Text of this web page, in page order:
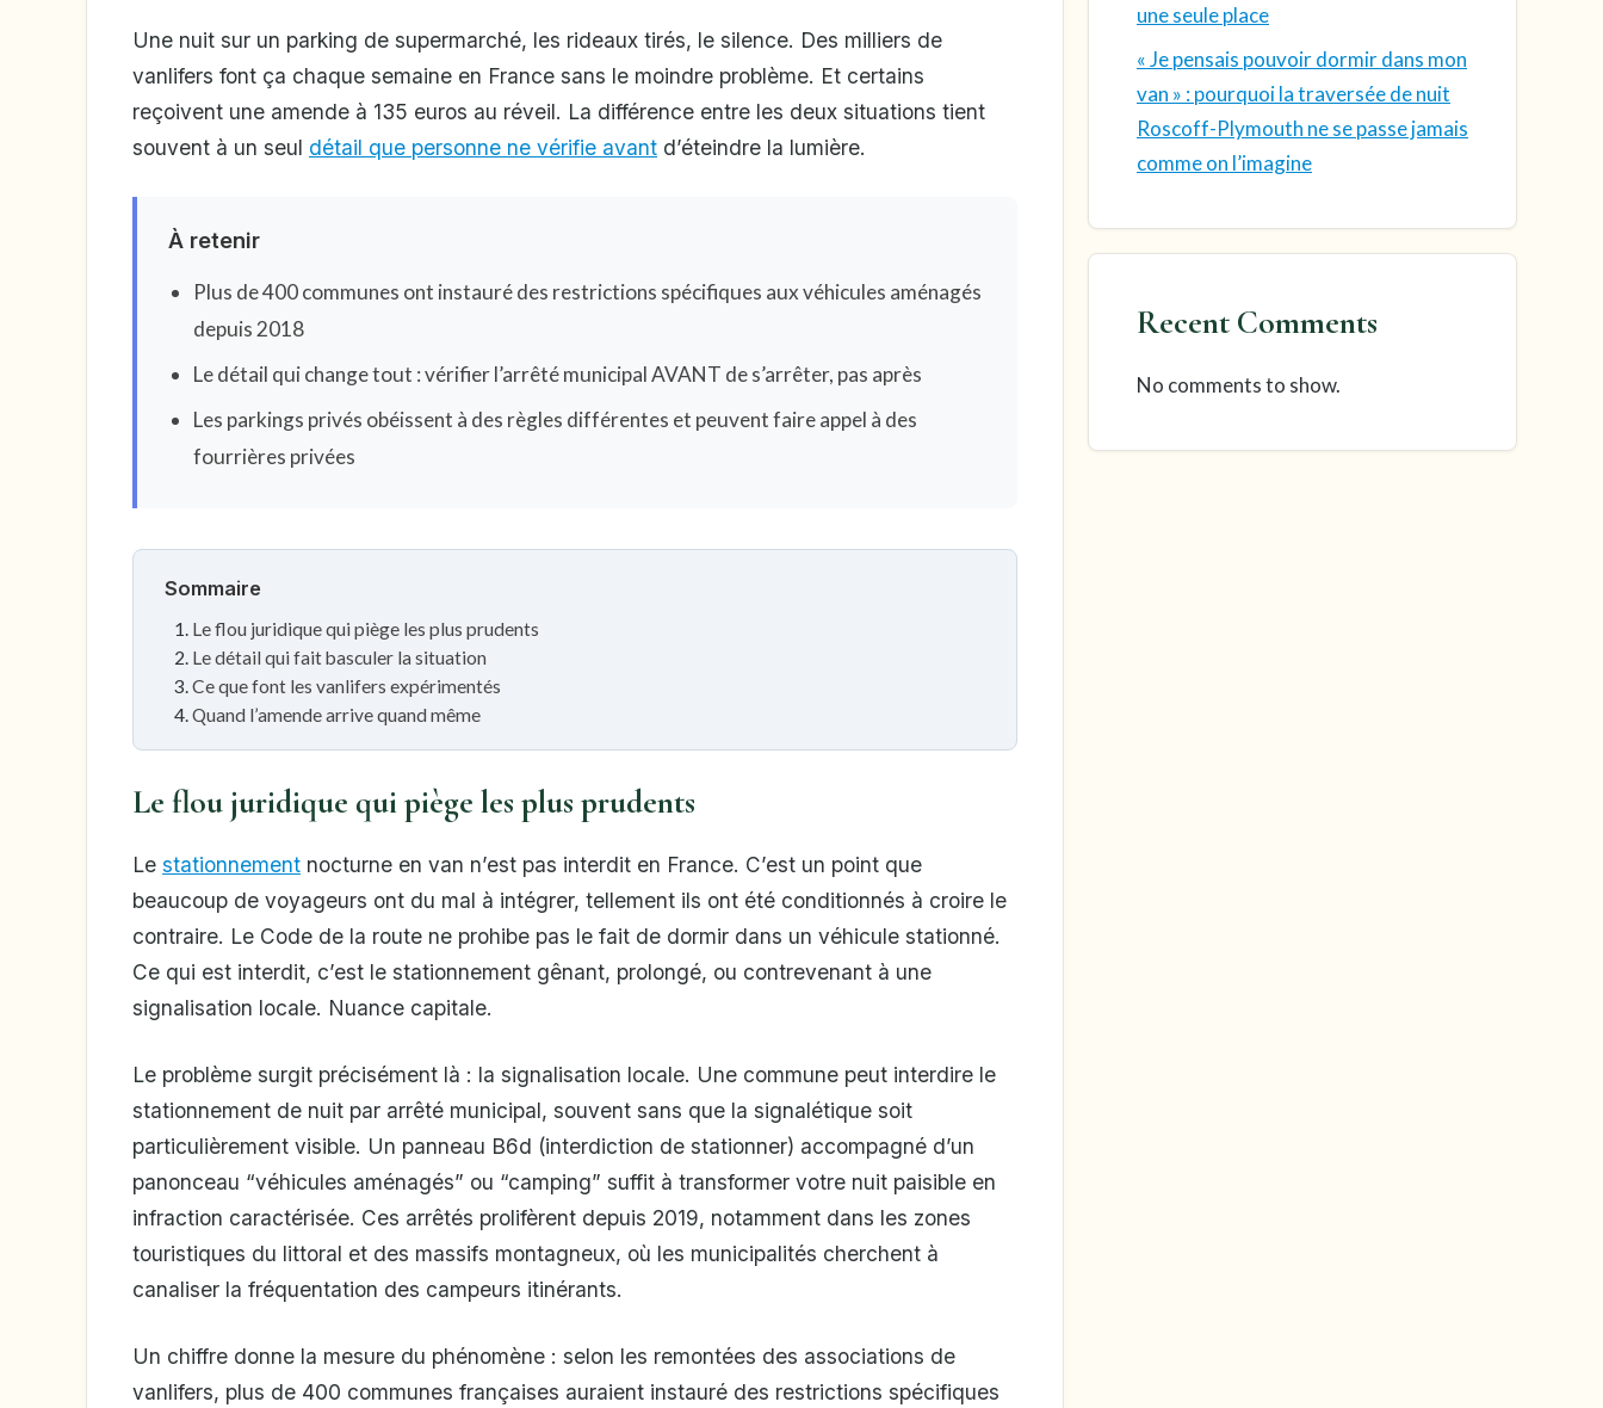
Une nuit sur un parking de supermarché, les rideaux tirés, le silence. Des milliers de
vanlifers font ça chaque semaine en France sans le moindre problème. Et certains
reçoivent une amende à 135 euros au réveil. La différence entre les deux situations tient
souvent à un seul détail que personne ne vérifie avant d’éteindre la lumière.
À retenir
Plus de 400 communes ont instauré des restrictions spécifiques aux véhicules aménagés
depuis 2018
Le détail qui change tout : vérifier l’arrêté municipal AVANT de s’arrêter, pas après
Les parkings privés obéissent à des règles différentes et peuvent faire appel à des
fourrières privées
Sommaire
Le flou juridique qui piège les plus prudents
Le détail qui fait basculer la situation
Ce que font les vanlifers expérimentés
Quand l’amende arrive quand même
Le flou juridique qui piège les plus prudents
Le stationnement nocturne en van n’est pas interdit en France. C’est un point que
beaucoup de voyageurs ont du mal à intégrer, tellement ils ont été conditionnés à croire le
contraire. Le Code de la route ne prohibe pas le fait de dormir dans un véhicule stationné.
Ce qui est interdit, c’est le stationnement gênant, prolongé, ou contrevenant à une
signalisation locale. Nuance capitale.
Le problème surgit précisément là : la signalisation locale. Une commune peut interdire le
stationnement de nuit par arrêté municipal, souvent sans que la signalétique soit
particulièrement visible. Un panneau B6d (interdiction de stationner) accompagné d’un
panonceau “véhicules aménagés” ou “camping” suffit à transformer votre nuit paisible en
infraction caractérisée. Ces arrêtés prolifèrent depuis 2019, notamment dans les zones
touristiques du littoral et des massifs montagneux, où les municipalités cherchent à
canaliser la fréquentation des campeurs itinérants.
Un chiffre donne la mesure du phénomène : selon les remontées des associations de
vanlifers, plus de 400 communes françaises auraient instauré des restrictions spécifiques
une seule place
« Je pensais pouvoir dormir dans mon
van » : pourquoi la traversée de nuit
Roscoff-Plymouth ne se passe jamais
comme on l’imagine
Recent Comments
No comments to show.